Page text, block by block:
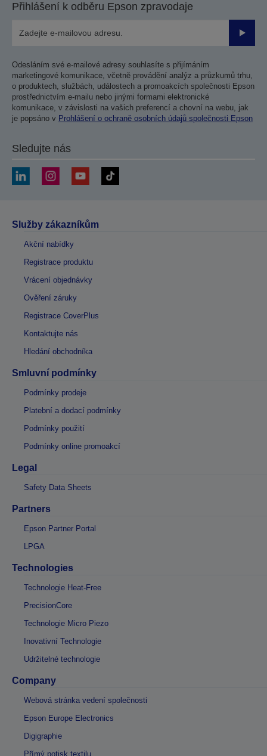
Přihlášení k odběru Epson zpravodaje
Odesláním své e-mailové adresy souhlasíte s přijímáním
marketingové komunikace, včetně provádění analýz a průzkumů trhu,
o produktech, službách, událostech a promoakcích společnosti Epson
prostřednictvím e-mailu nebo jinými formami elektronické
komunikace, v závislosti na vašich preferencí a chovní na webu, jak
je popsáno v Prohlášení o ochraně osobních údajů společnosti Epson
Sledujte nás
Služby zákazníkům
Akční nabídky
Registrace produktu
Vrácení objednávky
Ověření záruky
Registrace CoverPlus
Kontaktujte nás
Hledání obchodníka
Smluvní podmínky
Podmínky prodeje
Platební a dodací podmínky
Podmínky použití
Podmínky online promoakcí
Legal
Safety Data Sheets
Partners
Epson Partner Portal
LPGA
Technologies
Technologie Heat-Free
PrecisionCore
Technologie Micro Piezo
Inovativní Technologie
Udržitelné technologie
Company
Webová stránka vedení společnosti
Epson Europe Electronics
Digigraphie
Přímý potisk textilu